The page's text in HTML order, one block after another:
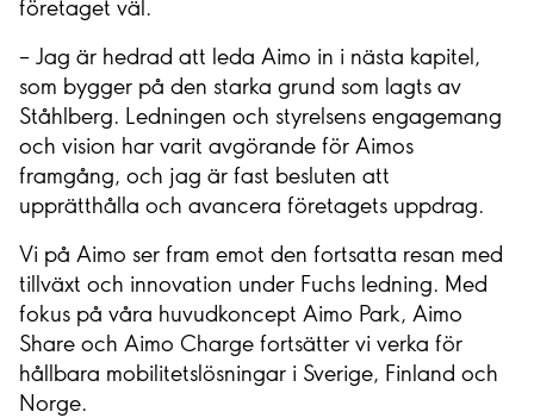
företaget väl.
– Jag är hedrad att leda Aimo in i nästa kapitel,
som bygger på den starka grund som lagts av
Ståhlberg. Ledningen och styrelsens engagemang
och vision har varit avgörande för Aimos
framgång, och jag är fast besluten att
upprätthålla och avancera företagets uppdrag.
Vi på Aimo ser fram emot den fortsatta resan med
tillväxt och innovation under Fuchs ledning. Med
fokus på våra huvudkoncept Aimo Park, Aimo
Share och Aimo Charge fortsätter vi verka för
hållbara mobilitetslösningar i Sverige, Finland och
Norge.